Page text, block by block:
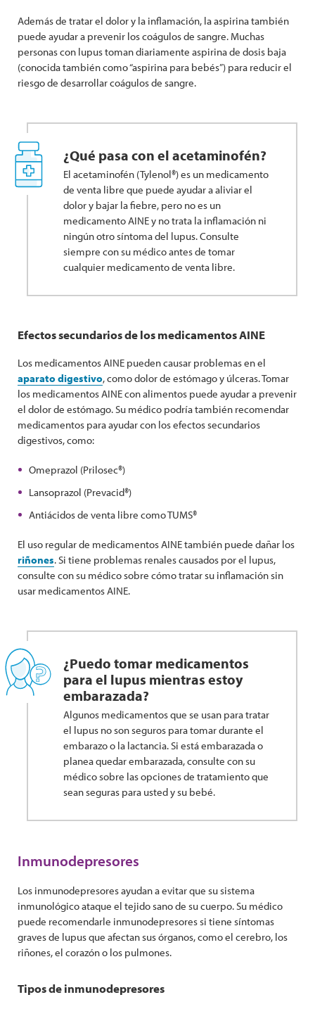
Además de tratar el dolor y la inflamación, la aspirina también
puede ayudar a prevenir los coágulos de sangre. Muchas
personas con lupus toman diariamente aspirina de dosis baja
(conocida también como “aspirina para bebés”) para reducir el
riesgo de desarrollar coágulos de sangre.
¿Qué pasa con el acetaminofén?
El acetaminofén (Tylenol®) es un medicamento
de venta libre que puede ayudar a aliviar el
dolor y bajar la fiebre, pero no es un
medicamento AINE y no trata la inflamación ni
ningún otro síntoma del lupus. Consulte
siempre con su médico antes de tomar
cualquier medicamento de venta libre.
Efectos secundarios de los medicamentos AINE
Los medicamentos AINE pueden causar problemas en el
aparato digestivo, como dolor de estómago y úlceras. Tomar
los medicamentos AINE con alimentos puede ayudar a prevenir
el dolor de estómago. Su médico podría también recomendar
medicamentos para ayudar con los efectos secundarios
digestivos, como:
Omeprazol (Prilosec®)
Lansoprazol (Prevacid®)
Antiácidos de venta libre como TUMS®
El uso regular de medicamentos AINE también puede dañar los
riñones. Si tiene problemas renales causados por el lupus,
consulte con su médico sobre cómo tratar su inflamación sin
usar medicamentos AINE.
¿Puedo tomar medicamentos
para el lupus mientras estoy
embarazada?
Algunos medicamentos que se usan para tratar
el lupus no son seguros para tomar durante el
embarazo o la lactancia. Si está embarazada o
planea quedar embarazada, consulte con su
médico sobre las opciones de tratamiento que
sean seguras para usted y su bebé.
Inmunodepresores
Los inmunodepresores ayudan a evitar que su sistema
inmunológico ataque el tejido sano de su cuerpo. Su médico
puede recomendarle inmunodepresores si tiene síntomas
graves de lupus que afectan sus órganos, como el cerebro, los
riñones, el corazón o los pulmones.
Tipos de inmunodepresores